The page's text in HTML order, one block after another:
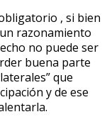
, si bien
razonamiento
no puede ser
buena parte
que
y de ese